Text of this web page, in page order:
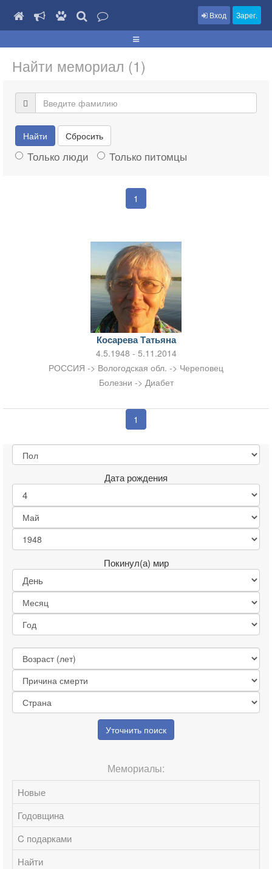
Вход Зарег.
Найти мемориал (1)
Найти Сбросить
Только люди Только питомцы
1
Косарева Татьяна
4.5.1948 - 5.11.2014
РОССИЯ -> Вологодская обл. -> Череповец
Болезни -> Диабет
1
Дата рождения
Покинул(а) мир
Уточнить поиск
Мемориалы:
Новые
Годовщина
C подарками
Найти